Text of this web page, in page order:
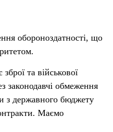
обороноздатності, що
та військової
законодавчі обмеження
з державного бюджету
Маємо